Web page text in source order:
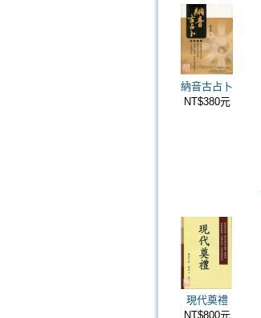
納音古占卜
NT$380元
現代奠禮
NT$800元